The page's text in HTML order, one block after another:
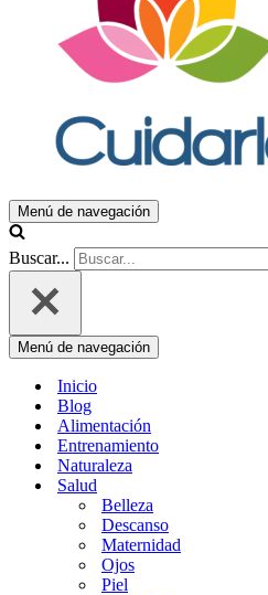
Menú de navegación
Buscar...
Menú de navegación
Inicio
Blog
Alimentación
Entrenamiento
Naturaleza
Salud
Belleza
Descanso
Maternidad
Ojos
Piel